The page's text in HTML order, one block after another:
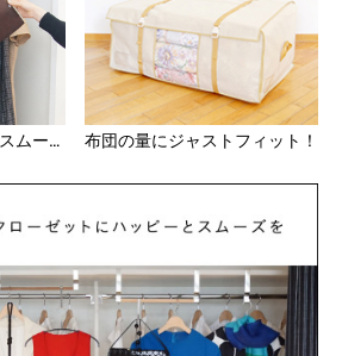
吊り下げ収納で身支度スムーズ！ 布団の量にジャストフィット！